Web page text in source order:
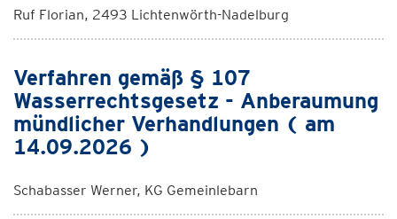
Ruf Florian, 2493 Lichtenwörth-Nadelburg
Verfahren gemäß § 107
Wasserrechtsgesetz - Anberaumung
mündlicher Verhandlungen ( am
14.09.2026 )
Schabasser Werner, KG Gemeinlebarn